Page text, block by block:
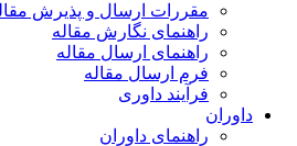
مقررات ارسال و پذیرش مقاله
راهنمای نگارش مقاله
راهنمای ارسال مقاله
فرم ارسال مقاله
فرآیند داوری
داوران
راهنمای داوران